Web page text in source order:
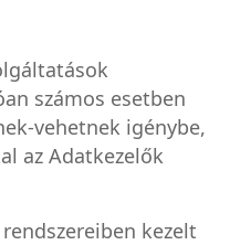
számos esetben
vehetnek igénybe,
az Adatkezelők
kezelt